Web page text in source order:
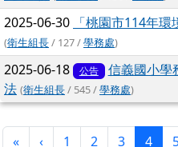
2025-06-30 「桃園市114年
(衛生組長/ 127 /學務處)
2025-06-18 公告
信義國小學
法 (衛生組長/ 545 /學務處)
«第一頁
‹上一頁
1 2 3 4(目